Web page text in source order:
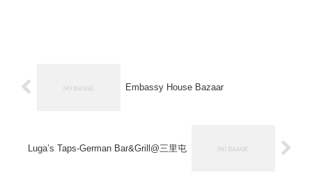
Embassy House Bazaar
Luga’s Taps-German Bar&Grill@三里屯